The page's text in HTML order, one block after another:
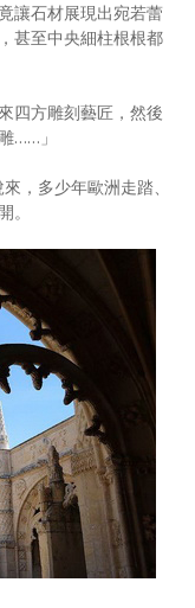
讓石材展現出宛若蕾
甚至中央細柱根根都
四方雕刻藝匠，然後
……」
，多少年歐洲走踏、
。